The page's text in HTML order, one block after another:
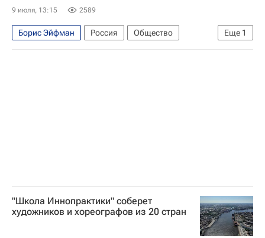
Культура-Важное
9 июля, 13:15 2589
Еще 1
Борис Эйфман Россия
Общество
Владимир Путин
"Школа Иннопрактики" соберет
художников и хореографов из 20 стран